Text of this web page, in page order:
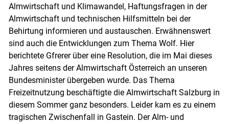
Almwirtschaft und Klimawandel, Haftungsfragen in der
Almwirtschaft und technischen Hilfsmitteln bei der
Behirtung informieren und austauschen. Erwähnenswert
sind auch die Entwicklungen zum Thema Wolf. Hier
berichtete Gfrerer über eine Resolution, die im Mai dieses
Jahres seitens der Almwirtschaft Österreich an unseren
Bundesminister übergeben wurde. Das Thema
Freizeitnutzung beschäftigte die Almwirtschaft Salzburg in
diesem Sommer ganz besonders. Leider kam es zu einem
tragischen Zwischenfall in Gastein. Der Alm- und